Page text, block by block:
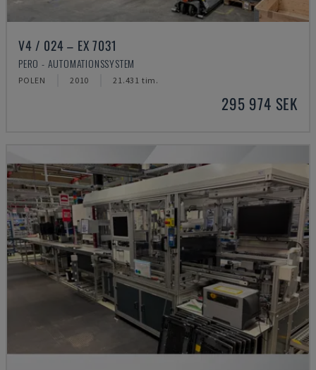
V4 / 024 – EX 7031
PERO - AUTOMATIONSSYSTEM
POLEN 2010 21.431 tim.
295 974 SEK